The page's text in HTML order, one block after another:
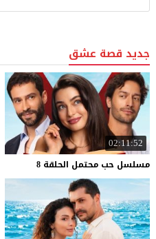
جديد قصة عشق
02:11:52
مسلسل حب محتمل الحلقة 8